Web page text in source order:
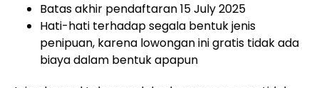
Batas akhir pendaftaran 15 July 2025
Hati-hati terhadap segala bentuk jenis
penipuan, karena lowongan ini gratis tidak ada
biaya dalam bentuk apapun